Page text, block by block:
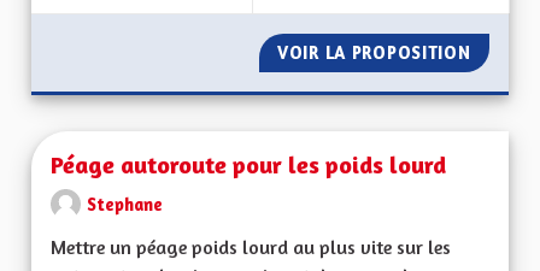
VOIR LA PROPOSITION PLUS
Péage autoroute pour les poids lourd
Stephane
Mettre un péage poids lourd au plus vite sur les